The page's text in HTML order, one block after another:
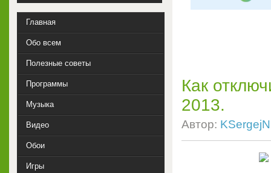
Как
2013.
Автор: KSergejN
Главная
Обо всем
Полезные советы
Программы
Музыка
Видео
Обои
Игры